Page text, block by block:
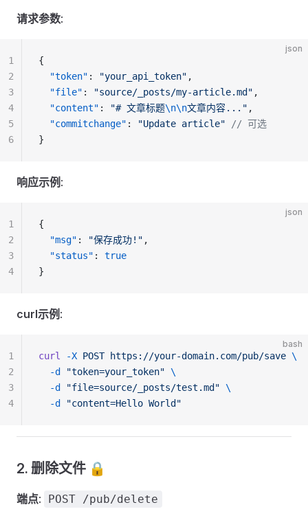
请求参数:
json
{
  "token"
: "your_api_token" ,
  "file"
: "source/_posts/my-article.md" ,
  "content"
: "# 文章标题\n\n文章内容..." ,
  "commitchange"
: "Update article" // 可选
}
1
2
3
4
5
6
响应示例 :
json
{
  "msg"
: "保存成功!" ,
  "status"
: true
}
1
2
3
4
curl示例 :
bash
curl -X POST https://your-domain.com/pub/save \
  -d
"token=your_token" \
  -d
"file=source/_posts/test.md" \
  -d
"content=Hello World"
1
2
3
4
2. 删除文件 🔒
端点: POST /pub/delete